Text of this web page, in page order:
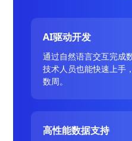
AI驱动开发
通过自然语言交互完成
技术人员也能快速上手
数周。
高性能数据支持